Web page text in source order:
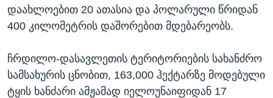
დაახლოებით 20 ათასია და პოლარული წრიდან
400 კილომეტრის დაშორებით მდებარეობს.
ჩრდილო-დასავლეთის ტერიტორიების სახანძრო
სამსახურის ცნობით, 163,000 ჰექტარზე მოდებული
ტყის ხანძარი ამჟამად იელოუნაიფიდან 17